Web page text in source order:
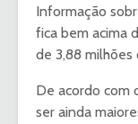
Informação
fica bem acima
de 3,88 milhões
De acordo com
ser ainda